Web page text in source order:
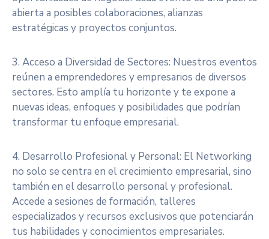
abierta a posibles colaboraciones, alianzas
estratégicas y proyectos conjuntos.
3. Acceso a Diversidad de Sectores: Nuestros eventos
reúnen a emprendedores y empresarios de diversos
sectores. Esto amplía tu horizonte y te expone a
nuevas ideas, enfoques y posibilidades que podrían
transformar tu enfoque empresarial.
4. Desarrollo Profesional y Personal: El Networking
no solo se centra en el crecimiento empresarial, sino
también en el desarrollo personal y profesional.
Accede a sesiones de formación, talleres
especializados y recursos exclusivos que potenciarán
tus habilidades y conocimientos empresariales.